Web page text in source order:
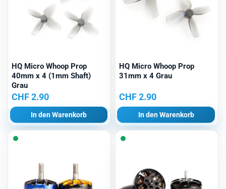
HQ Micro Whoop Prop
40mm x 4 (1mm Shaft)
Grau
CHF2.90
In den Warenkorb
HQ Micro Whoop Prop
31mm x 4 Grau
CHF2.90
In den Warenkorb